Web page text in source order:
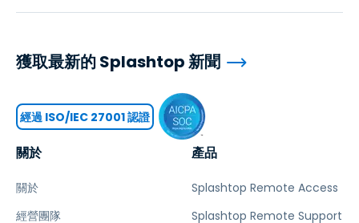
關於
關於
經營團隊
產品
Splashtop Remote Access
Splashtop Remote Support
獲取最新的 Splashtop 新聞
經過 ISO/IEC 27001 認證